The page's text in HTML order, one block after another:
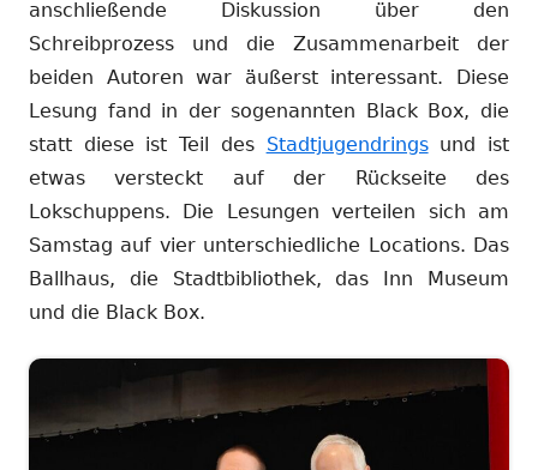
anschließende Diskussion über den
Schreibprozess und die Zusammenarbeit der
beiden Autoren war äußerst interessant. Diese
Lesung fand in der sogenannten Black Box, die
statt diese ist Teil des Stadtjugendringsund ist
etwas versteckt auf der Rückseite des
Lokschuppens. Die Lesungen verteilen sich am
Samstag auf vier unterschiedliche Locations. Das
Ballhaus, die Stadtbibliothek, das Inn Museum
und die Black Box.